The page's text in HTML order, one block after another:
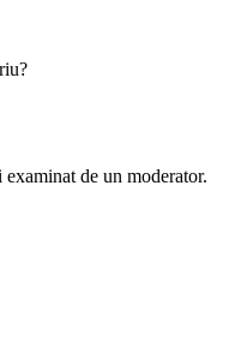
de un moderator.